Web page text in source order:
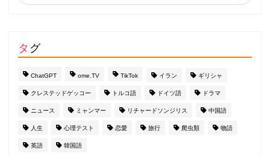
タグ
ChatGPT ome.TV TikTok イラン ギリシャ
クレステッドゲッコー トルコ語 ドイツ語 ドラマ
ニュース ミャンマー リチャードソンジリス 中国語
人生 心理テスト 恋愛 旅行 爬虫類 物語
英語 韓国語